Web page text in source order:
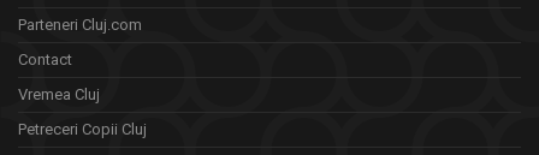
Parteneri Cluj.com
Contact
Vremea Cluj
Petreceri Copii Cluj